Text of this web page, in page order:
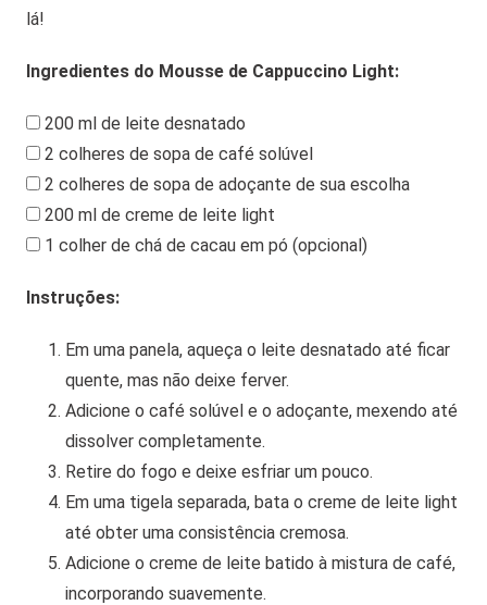
lá!
Ingredientes do Mousse de Cappuccino Light:
200 ml de leite desnatado
2 colheres de sopa de café solúvel
2 colheres de sopa de adoçante de sua escolha
200 ml de creme de leite light
1 colher de chá de cacau em pó (opcional)
Instruções:
Em uma panela, aqueça o leite desnatado até ficar
quente, mas não deixe ferver.
Adicione o café solúvel e o adoçante, mexendo até
dissolver completamente.
Retire do fogo e deixe esfriar um pouco.
Em uma tigela separada, bata o creme de leite light
até obter uma consistência cremosa.
Adicione o creme de leite batido à mistura de café,
incorporando suavemente.